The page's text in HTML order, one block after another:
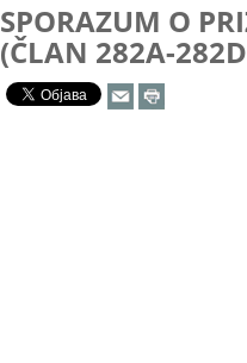
SPORAZUM O
(ČLAN 282A-